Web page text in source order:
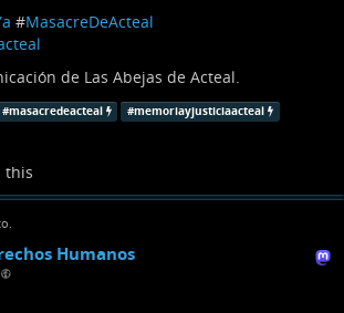
#MasacreDeActeal
de Las Abejas de Acteal.
#masacredeacteal #memoriayjusticiaacteal
this
Humanos